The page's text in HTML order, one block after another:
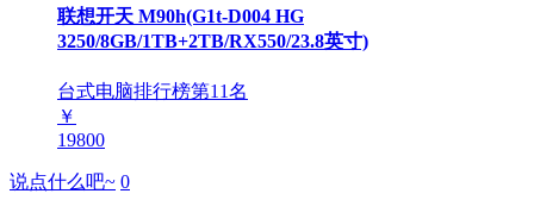
联想开天 M90h(G1t-D004 HG
3250/8GB/1TB+2TB/RX550/23.8英寸)
台式电脑排行榜第11名
￥
19800
说点什么吧~ 0